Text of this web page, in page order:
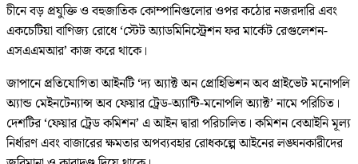
চীনে বড় প্রযুক্তি ও বহুজাতিক কোম্পানিগুলোর ওপর কঠোর নজরদারি এবং
একচেটিয়া বাণিজ্য রোধে ‘স্টেট অ্যাডমিনিস্ট্রেশন ফর মার্কেট রেগুলেশন-
এসএএমআর’ কাজ করে থাকে।
জাপানে প্রতিযোগিতা আইনটি ‘দ্য অ্যাক্ট অন প্রোহিভিশন অব প্রাইভেট মনোপলি
অ্যান্ড মেইনটেন্যান্স অব ফেয়ার ট্রেড-অ্যান্টি-মনোপলি অ্যাক্ট’ নামে পরিচিত।
দেশটির ‘ফেয়ার ট্রেড কমিশন’ এ আইন দ্বারা পরিচালিত। কমিশন বেআইনি মূল্য
নির্ধারণ এবং বাজারের ক্ষমতার অপব্যবহার রোধকল্পে আইনের লঙ্ঘনকারীদের